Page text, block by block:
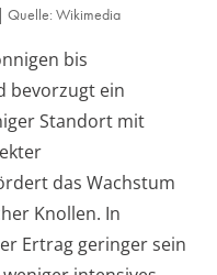
Quelle: Wikimedia
bis
bevorzugt ein
Standort mit
das Wachstum
Knollen. In
Ertrag geringer sein